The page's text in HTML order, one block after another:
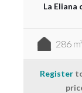
La Eliana
286 m²
Register